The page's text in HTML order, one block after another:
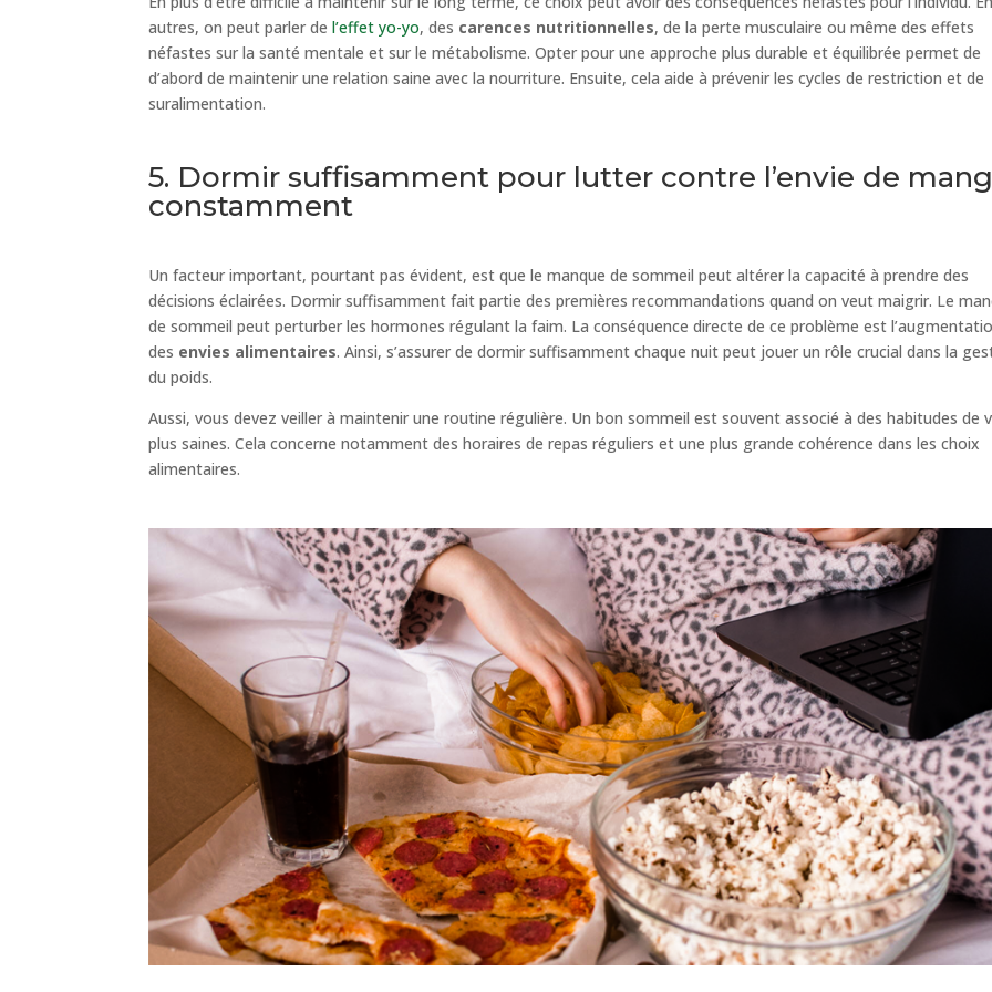
autres, on peut parler del’effet yo-yo, des carences nutritionnelles, de la perte musculaire ou même des effets
néfastes sur la santé mentale et sur le métabolisme. Opter pour une approche plus durable et équilibrée permet de
d’abord de maintenir une relation saine avec la nourriture. Ensuite, cela aide à prévenir les cycles de restriction et de
suralimentation.
5. Dormir suffisamment pour lutter contre l’envie de
constamment
Un facteur important, pourtant pas évident, est que le manque de sommeil peut altérer la capacité à prendre des
décisions éclairées. Dormir suffisamment fait partie des premières recommandations quand on veut maigrir. Le
de sommeil peut perturber les hormones régulant la faim. La conséquence directe de ce problème est
des envies alimentaires. Ainsi, s’assurer de dormir suffisamment chaque nuit peut jouer un rôle crucial dans la
du poids.
Aussi, vous devez veiller à maintenir une routine régulière. Un bon sommeil est souvent associé à des habitudes de
plus saines. Cela concerne notamment des horaires de repas réguliers et une plus grande cohérence dans les choix
alimentaires.